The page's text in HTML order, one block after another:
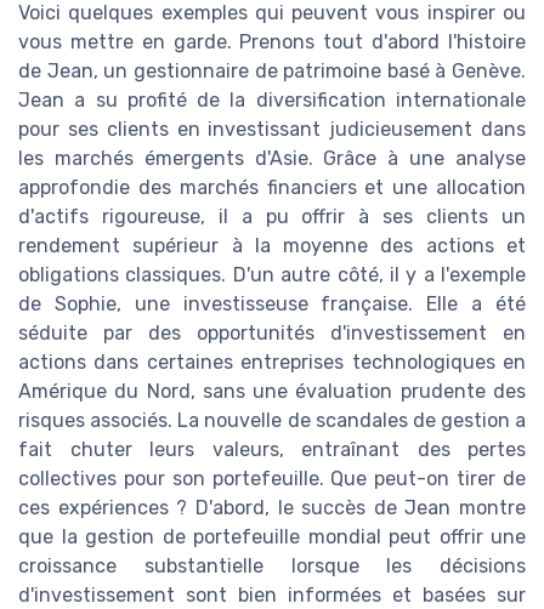
Voici quelques exemples qui peuvent vous inspirer ou
vous mettre en garde. Prenons tout d'abord l'histoire
de Jean, un gestionnaire de patrimoine basé à Genève.
Jean a su profité de la diversification internationale
pour ses clients en investissant judicieusement dans
les marchés émergents d'Asie. Grâce à une analyse
approfondie des marchés financiers et une allocation
d'actifs rigoureuse, il a pu offrir à ses clients un
rendement supérieur à la moyenne des actions et
obligations classiques. D'un autre côté, il y a l'exemple
de Sophie, une investisseuse française. Elle a été
séduite par des opportunités d'investissement en
actions dans certaines entreprises technologiques en
Amérique du Nord, sans une évaluation prudente des
risques associés. La nouvelle de scandales de gestion a
fait chuter leurs valeurs, entraînant des pertes
collectives pour son portefeuille. Que peut-on tirer de
ces expériences ? D'abord, le succès de Jean montre
que la gestion de portefeuille mondial peut offrir une
croissance substantielle lorsque les décisions
d'investissement sont bien informées et basées sur